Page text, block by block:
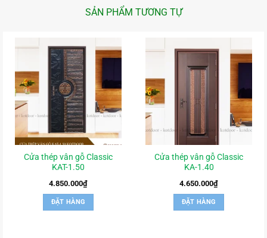
SẢN PHẨM TƯƠNG TỰ
Cửa thép vân gỗ Classic
KAT-1.50
4.850.000₫
ĐẶT HÀNG
Cửa thép vân gỗ Classic
KA-1.40
4.650.000₫
ĐẶT HÀNG